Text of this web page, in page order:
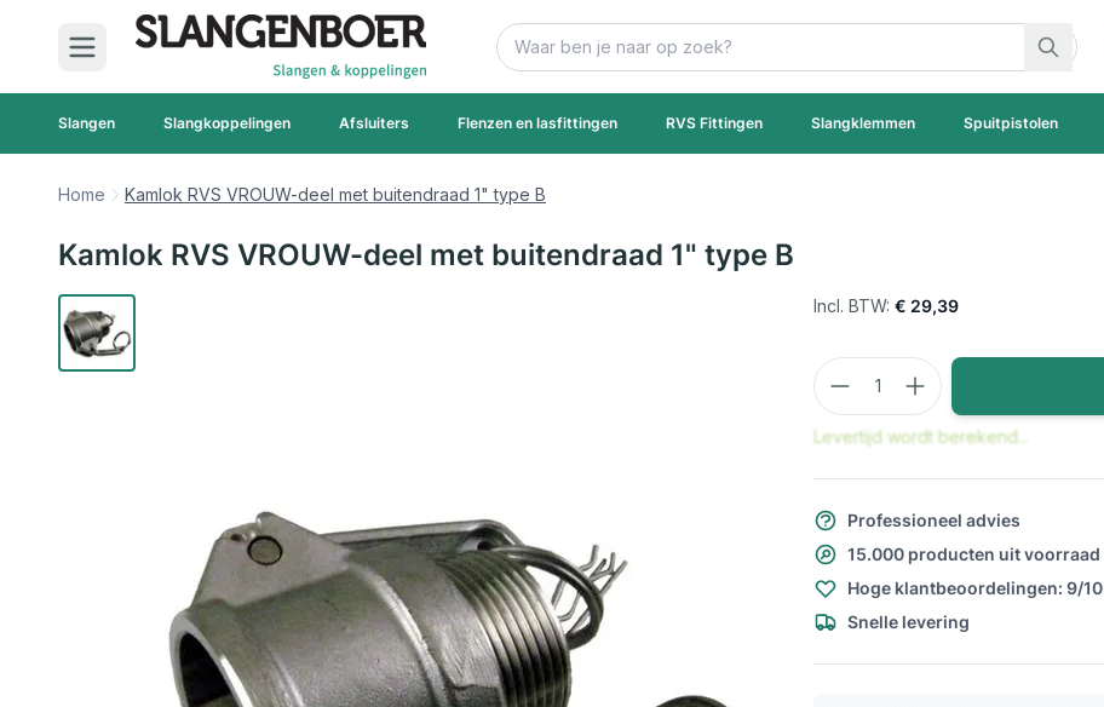
Ga naar de inhoud
Zoek
Slangen Slangkoppelingen Afsluiters Flenzen en lasfittingen RVS Fittingen Slangklemmen Spuitpistolen
Home Kamlok RVS VROUW-deel met buitendraad 1" type B
Kamlok RVS VROUW-deel met buitendraad 1" type B
€ 29,39
Aantal
Levertijd wordt berekend...
Professioneel advies
15.000 producten uit voorraad
Hoge klantbeoordelingen: 9/10
Snelle levering